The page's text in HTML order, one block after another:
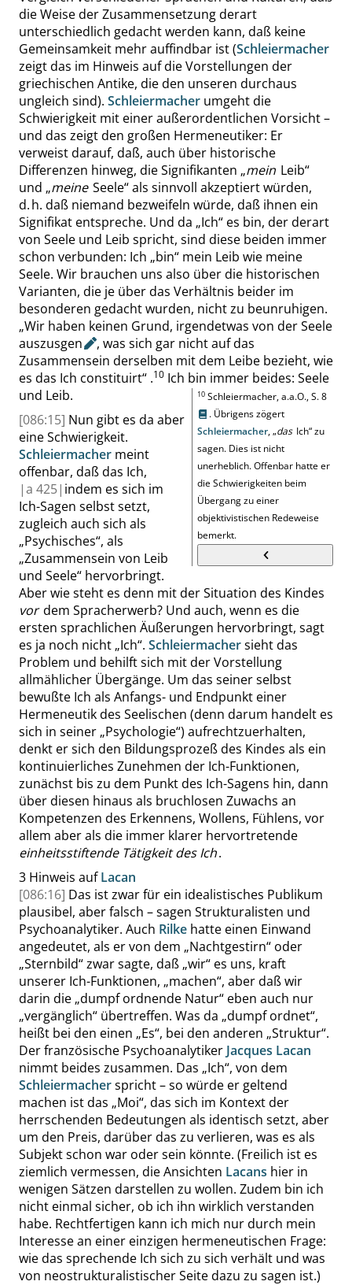
die Weise der Zusammensetzung derart
unterschiedlich gedacht werden kann, daß keine
Gemeinsamkeit mehr auffindbar ist (Schleiermacher
zeigt das im Hinweis auf die Vorstellungen der
griechischen Antike, die den unseren durchaus
ungleich sind). Schleiermacher umgeht die
Schwierigkeit mit einer außerordentlichen Vorsicht –
und das zeigt den großen Hermeneutiker: Er
verweist darauf, daß, auch über historische
Differenzen hinweg, dieSignifikanten „mein Leib“
und „meine Seele“als sinnvoll akzeptiert würden,
d. h. daß niemand bezweifeln würde, daß ihnen ein
Signifikat entspreche. Und da „Ich“ es bin, der derart
von Seele und Leib spricht, sind diese beiden immer
schon verbunden: Ich „bin“ mein Leib wie meine
Seele. Wir brauchen uns also über die historischen
Varianten, die je über das Verhältnis beider im
besonderen gedacht wurden, nicht zu beunruhigen.
„Wir haben keinen Grund, irgendetwas von der Seele
auszusgen
, was sich gar nicht auf das
Zusammensein derselben mit dem Leibe bezieht, wie
es das Ich constituirt“ .10
10 Schleiermacher, a.a.O.,S. 8
. Übrigens zögert
Schleiermacher,„das Ich“zu
sagen. Dies ist nicht
unerheblich. Offenbar hatte er
die Schwierigkeiten beim
Übergang zu einer
objektivistischen Redeweise
bemerkt.
Ich bin immer beides: Seele
und Leib.
[086:15] Nun gibt es da aber
eine Schwierigkeit.
Schleiermacher meint
offenbar, daß das Ich,
|a 425| indem es sich im
Ich-Sagen selbst setzt,
zugleich auch sich als
„Psychisches“, als
„Zusammensein von Leib
und Seele“ hervorbringt.
Aber wie steht es denn mit der Situation des Kindes
vordem Spracherwerb? Und auch, wenn es die
ersten sprachlichen Äußerungen hervorbringt, sagt
es ja noch nicht „Ich“. Schleiermachersieht das
Problem und behilft sich mit der Vorstellung
allmählicher Übergänge. Um das seiner selbst
bewußte Ich als Anfangs- und Endpunkt einer
Hermeneutik des Seelischen (denn darum handelt es
sich in seiner „Psychologie“) aufrechtzuerhalten,
denkt er sich den Bildungsprozeß des Kindes als ein
kontinuierliches Zunehmen der Ich-Funktionen,
zunächst bis zu dem Punkt des Ich-Sagens hin, dann
über diesen hinaus als bruchlosen Zuwachs an
Kompetenzen des Erkennens, Wollens, Fühlens, vor
allem aber als die immer klarer hervortretende
einheitsstiftende Tätigkeit des Ich.
3 Hinweis aufLacan
[086:16] Das ist zwar für ein idealistisches Publikum
plausibel, aber falsch – sagen Strukturalisten und
Psychoanalytiker. Auch Rilke hatte einen Einwand
angedeutet, als er von dem „Nachtgestirn“ oder
„Sternbild“zwar sagte, daß „wir“ es uns, kraft
unserer Ich-Funktionen, „machen“, aber daß wir
darin die „dumpf ordnende Natur“ eben auch nur
„vergänglich“ übertreffen. Was da „dumpf ordnet“,
heißt bei den einen „Es“, bei den anderen „Struktur“.
Der französische Psychoanalytiker Jacques Lacan
nimmt beides zusammen. Das „Ich“, von dem
Schleiermacherspricht – so würde er geltend
machen ist das „Moi“, das sich im Kontext der
herrschenden Bedeutungen als identisch setzt, aber
um den Preis, darüber das zu verlieren, was es als
Subjekt schon war oder sein könnte. (Freilich ist es
ziemlich vermessen, die Ansichten Lacans hier in
wenigen Sätzen darstellen zu wollen. Zudem bin ich
nicht einmal sicher, ob ich ihn wirklich verstanden
habe. Rechtfertigen kann ich mich nur durch mein
Interesse an einer einzigen hermeneutischen Frage:
wie das sprechende Ich sich zu sich verhält und was
von neostrukturalistischer Seite dazu zu sagen ist.)